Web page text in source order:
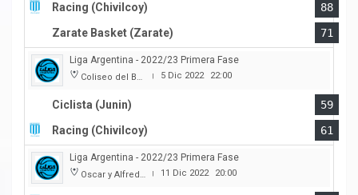
Racing (Chivilcoy)
88
Zarate Basket (Zarate)
71
Liga Argentina - 2022/23 Primera Fase
Coliseo del Boulevard | 5 Dic 2022 22:00
Ciclista (Junin)
59
Racing (Chivilcoy)
61
Liga Argentina - 2022/23 Primera Fase
Oscar y Alfredo Barca | 11 Dic 2022 20:00